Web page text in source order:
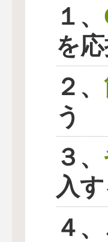
１、
を
２、
う
３、
入
４